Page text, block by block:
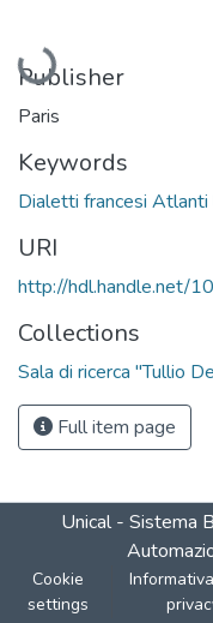
Loading...
Publisher
Paris
Keywords
Dialetti francesi Atlanti
URI
http://hdl.handle.net/
Collections
Sala di ricerca "Tullio
Full item page
Unical - Sistema
Cookie
settings